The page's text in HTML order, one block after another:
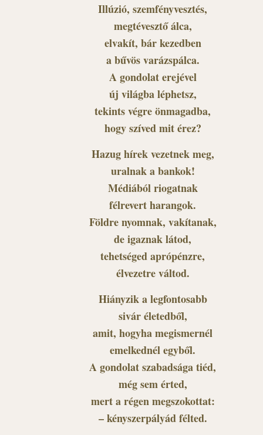
Illúzió, szemfényvesztés,
megtévesztő álca,
elvakít, bár kezedben
a bűvös varázspálca.
A gondolat erejével
új világba léphetsz,
tekints végre önmagadba,
hogy szíved mit érez?
Hazug hírek vezetnek meg,
uralnak a bankok!
Médiából riogatnak
félrevert harangok.
Földre nyomnak, vakítanak,
de igaznak látod,
tehetséged aprópénzre,
élvezetre váltod.
Hiányzik a legfontosabb
sivár életedből,
amit, hogyha megismernél
emelkednél egyből.
A gondolat szabadsága tiéd,
még sem érted,
mert a régen megszokottat:
– kényszerpályád félted.